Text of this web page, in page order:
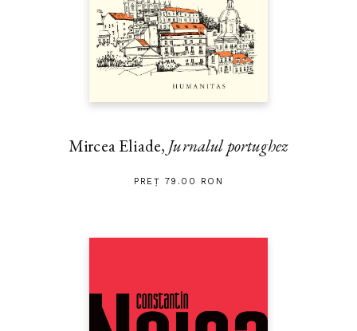
Mircea Eliade, Jurnalul portughez
PREȚ 79.00 RON